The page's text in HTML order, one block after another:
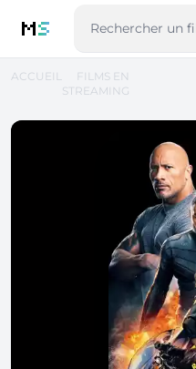
MS
ACCUEIL
FILMS EN
STREAMING